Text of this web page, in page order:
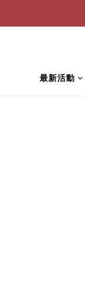
最新活動